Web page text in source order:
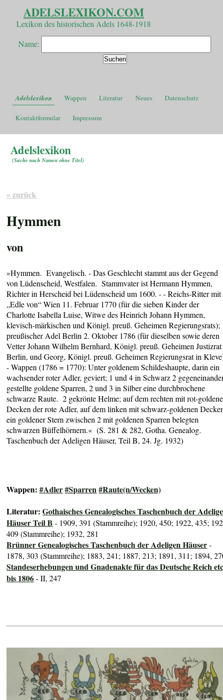
ADELSLEXIKON.COM
Lexikon des historischen Adels 1648-1918
Name:
Adelslexikon Wappen Literatur Neues Datenschutz
Kontaktformular Impressum
Adelslexikon
(Suche nach Namen ohne Titel)
« zurück
Hymmen
von
»Hymmen. Evangelisch. - Das Geschlecht stammt aus der Gegend
von Lüdenscheid, Westfalen. Stammvater ist Hermann Hymmen,
Richter in Herscheid bei Lüdenscheid um 1600. - -Reichs-Ritter mit
„Edle von“ Wien 11. Februar 1770(für die sieben Kinder der
Charlotte Isabella Luise, Witwe des Heinrich Johann Hymmen,
klevisch-märkischen und Königl. preuß. Geheimen Regierungsrats);
preußischer Adel Berlin 2. Oktober 1786 (für dieselben sowie deren
Vetter Johann Wilhelm Bernhard,Königl. preuß. Geheimen
Berlin, und Georg, Königl. preuß. Geheimen Regierungsrat in
- Wappen (1786 = 1770): Unter goldenem Schildeshaupte, darin ein
wachsender roter Adler, geviert; 1 und 4 in Schwarz 2
gestellte goldene Sparren, 2 und 3 in Silber eine durchbrochene
schwarze Raute. 2 gekrönte Helme; auf dem rechten mit rot-
Decken der rote Adler, auf dem linken mit schwarz-goldenen
ein goldener Stern zwischen 2 mit goldenen Sparren belegten
schwarzen Büffelhörnern.« (S. 281 & 282, Gotha. Genealog.
Taschenbuch der Adeligen Häuser, Teil B, 24. Jg. 1932)
Wappen:#Adler#Sparren#Raute(n/Wecken)
Literatur:Gothaisches Genealogisches Taschenbuch der
Häuser Teil B - 1909, 391 (Stammreihe); 1920, 450; 1922, 435;
409 (Stammreihe); 1932, 281
Brünner Genealogisches Taschenbuch der Adeligen Häuser-
1878, 303 (Stammreihe); 1883, 241; 1887, 213; 1891, 311; 1894,
Standeserhebungen und Gnadenakte für das Deutsche Reich
bis 1806- II, 247